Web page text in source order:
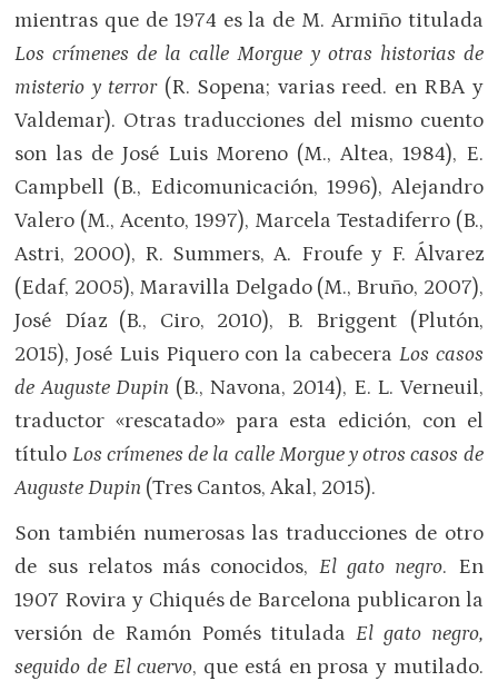
mientras que de 1974 es la de M. Armiño titulada
Los crímenes de la calle Morgue y otras historias de
misterio y terror (R. Sopena; varias reed. en RBA y
Valdemar). Otras traducciones del mismo cuento
son las de José Luis Moreno (M., Altea, 1984), E.
Campbell (B., Edicomunicación, 1996), Alejandro
Valero (M., Acento, 1997), Marcela Testadiferro (B.,
Astri, 2000), R. Summers, A. Froufe y F. Álvarez
(Edaf, 2005), Maravilla Delgado (M., Bruño, 2007),
José Díaz (B., Ciro, 2010), B. Briggent (Plutón,
2015), José Luis Piquero con la cabecera Los casos
de Auguste Dupin (B., Navona, 2014), E. L. Verneuil,
traductor «rescatado» para esta edición, con el
título Los crímenes de la calle Morgue y otros casos de
Auguste Dupin (Tres Cantos, Akal, 2015).
Son también numerosas las traducciones de otro
de sus relatos más conocidos, El gato negro. En
1907 Rovira y Chiqués de Barcelona publicaron la
versión de Ramón Pomés tituladaEl gato negro,
seguido de El cuervo, que está en prosa y mutilado.